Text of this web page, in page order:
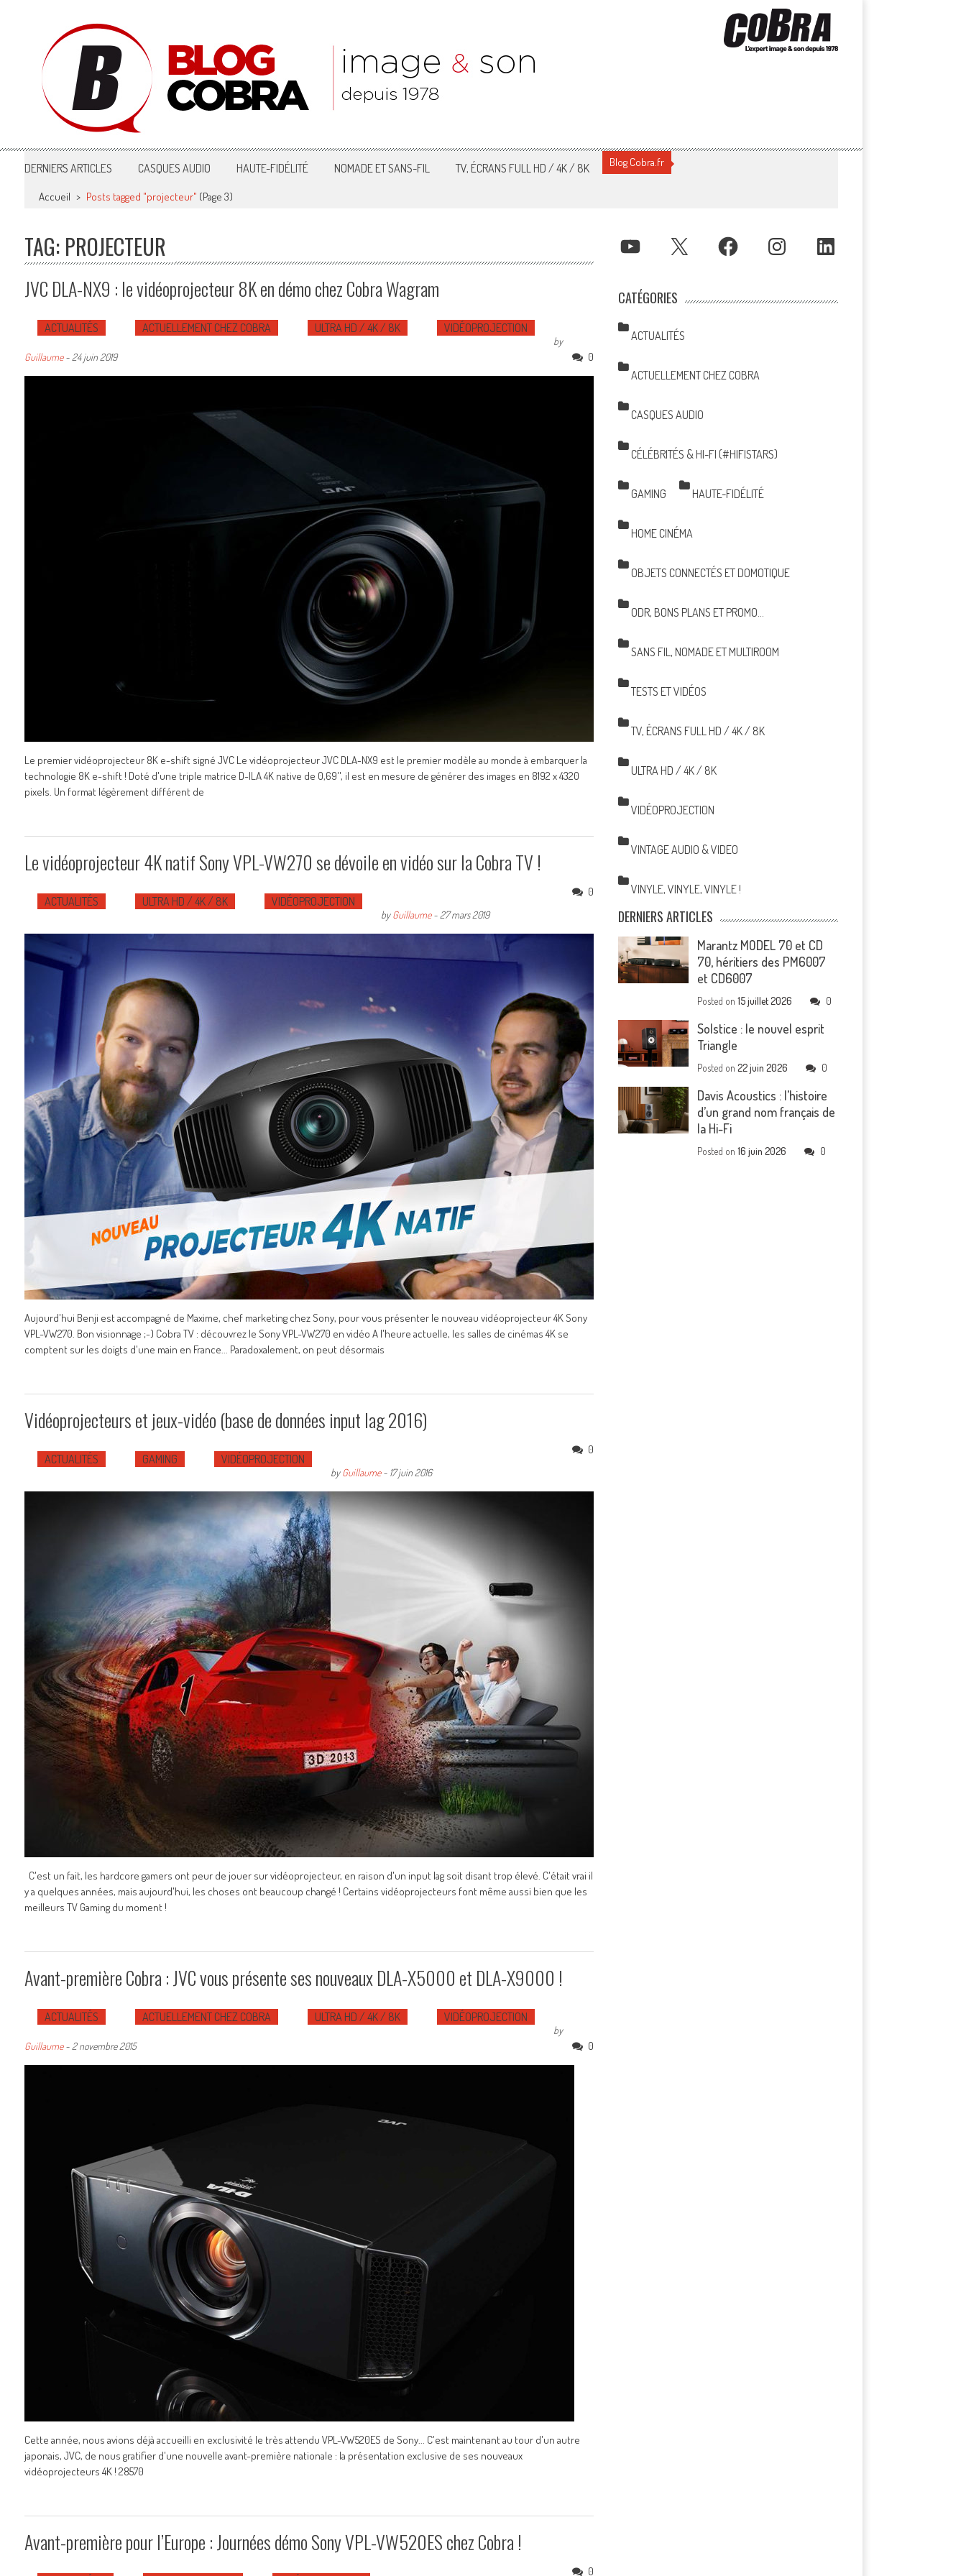
Blog Cobra
Toute l'actu Image & Son !
DERNIERS ARTICLES CASQUES AUDIO HAUTE-FIDÉLITÉ NOMADE ET SANS-FIL TV, ÉCRANS FULL HD / 4K / 8K Blog Cobra.fr
Accueil > Posts tagged "projecteur" (Page 3)
TAG: PROJECTEUR
JVC DLA-NX9 : le vidéoprojecteur 8K en démo chez Cobra Wagram
ACTUALITÉS ACTUELLEMENT CHEZ COBRA ULTRA HD / 4K / 8K VIDÉOPROJECTION
by
Guillaume- 24 juin 2019 0
Le premier vidéoprojecteur 8K e-shift signé JVC Le vidéoprojecteur JVC DLA-NX9 est le premier modèle au monde à embarquer la
technologie 8K e-shift ! Doté d'une triple matrice D-ILA 4K native de 0,69'', il est en mesure de générer des images en 8192 x 4320
pixels. Un format légèrement différent de
Le vidéoprojecteur 4K natif Sony VPL-VW270 se dévoile en vidéo sur la Cobra TV !
ACTUALITÉS ULTRA HD / 4K / 8K VIDÉOPROJECTION
byGuillaume- 27 mars 2019
0
Aujourd'hui Benji est accompagné de Maxime, chef marketing chez Sony, pour vous présenter le nouveau vidéoprojecteur 4K Sony
VPL-VW270. Bon visionnage ;-) Cobra TV : découvrez le Sony VPL-VW270 en vidéo A l'heure actuelle, les salles de cinémas 4K se
comptent sur les doigts d'une main en France... Paradoxalement, on peut désormais
Vidéoprojecteurs et jeux-vidéo (base de données input lag 2016)
ACTUALITÉS GAMING VIDÉOPROJECTION
byGuillaume- 17 juin 2016
0
C'est un fait, les hardcore gamers ont peur de jouer sur vidéoprojecteur, en raison d'un input lag soit disant trop élevé. C'était vrai il
y a quelques années, mais aujourd'hui, les choses ont beaucoup changé ! Certains vidéoprojecteurs font même aussi bien que les
meilleurs TV Gaming du moment !
Avant-première Cobra : JVC vous présente ses nouveaux DLA-X5000 et DLA-X9000 !
ACTUALITÉS ACTUELLEMENT CHEZ COBRA ULTRA HD / 4K / 8K VIDÉOPROJECTION
by
Guillaume- 2 novembre 2015 0
Cette année, nous avions déjà accueilli en exclusivité le très attendu VPL-VW520ES de Sony... C'est maintenant au tour d'un autre
japonais, JVC, de nous gratifier d'une nouvelle avant-première nationale : la présentation exclusive de ses nouveaux
vidéoprojecteurs 4K ! 28570
Avant-première pour l’Europe : Journées démo Sony VPL-VW520ES chez Cobra !
0
YOUTUBE X FACEBOOK INSTAGRAM LINKEDIN
CATÉGORIES
ACTUALITÉS
ACTUELLEMENT CHEZ COBRA
CASQUES AUDIO
CÉLÉBRITÉS & HI-FI (#HIFISTARS)
GAMING HAUTE-FIDÉLITÉ
HOME CINÉMA
OBJETS CONNECTÉS ET DOMOTIQUE
ODR, BONS PLANS ET PROMO…
SANS FIL, NOMADE ET MULTIROOM
TESTS ET VIDÉOS
TV, ÉCRANS FULL HD / 4K / 8K
ULTRA HD / 4K / 8K
VIDÉOPROJECTION
VINTAGE AUDIO & VIDEO
VINYLE, VINYLE, VINYLE !
DERNIERS ARTICLES
Marantz MODEL 70 et CD
70, héritiers des PM6007
et CD6007
Posted on15 juillet 2026 0
Solstice : le nouvel esprit
Triangle
Posted on22 juin 2026 0
Davis Acoustics : l’histoire
d’un grand nom français de
la Hi-Fi
Posted on16 juin 2026 0